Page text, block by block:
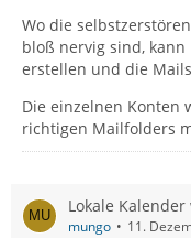
Wo die
bloß nervig sind,
erstellen und die
Die einzelnen Konten
richtigen Mailfolders
Lokale
mungo 11.